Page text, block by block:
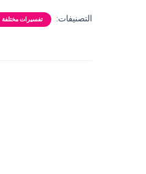
التصنيفات: تفسيرات مختلفة